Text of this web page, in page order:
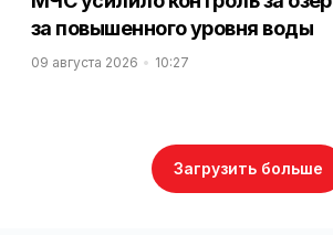
за повышенного уровня воды
09 августа 2026 10:27
Загрузить больше